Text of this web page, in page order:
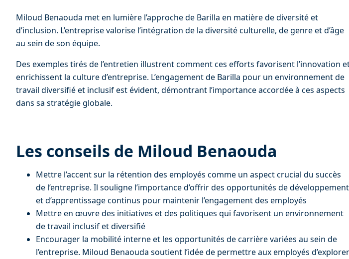
Miloud Benaouda met en lumière l’approche de Barilla en matière de diversité et
d’inclusion. L’entreprise valorise l’intégration de la diversité culturelle, de genre et d’âge
au sein de son équipe.
Des exemples tirés de l’entretien illustrent comment ces efforts favorisent l’innovation
enrichissent la culture d’entreprise. L’engagement de Barilla pour un environnement de
travail diversifié et inclusif est évident, démontrant l’importance accordée à ces aspects
dans sa stratégie globale.
Les conseils de Miloud Benaouda
Mettre l’accent sur la rétention des employés comme un aspect crucial du succès
de l’entreprise. Il souligne l’importance d’offrir des opportunités de développement
et d’apprentissage continus pour maintenir l’engagement des employés
Mettre en œuvre des initiatives et des politiques qui favorisent un environnement
de travail inclusif et diversifié
Encourager la mobilité interne et les opportunités de carrière variées au sein de
l’entreprise. Miloud Benaouda soutient l’idée de permettre aux employés d’explorer